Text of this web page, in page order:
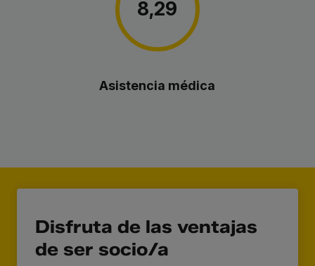
8,29
Asistencia médica
Disfruta de las ventajas
de ser socio/a